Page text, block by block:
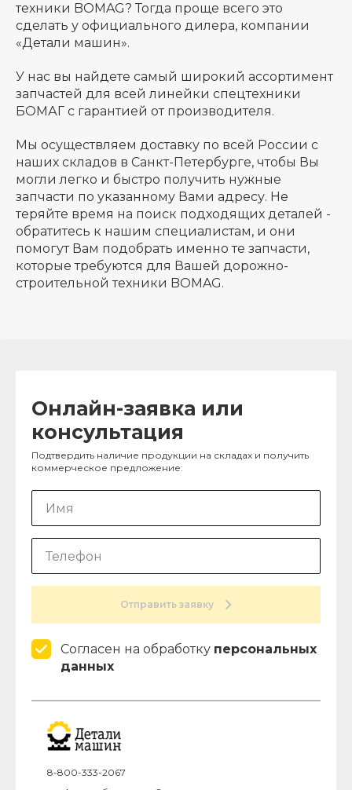
техники BOMAG? Тогда проще всего это
сделать у официального дилера, компании
«Детали машин».
У нас вы найдете самый широкий ассортимент
запчастей для всей линейки спецтехники
БОМАГ с гарантией от производителя.
Мы осуществляем доставку по всей России с
наших складов в Санкт-Петербурге, чтобы Вы
могли легко и быстро получить нужные
запчасти по указанному Вами адресу. Не
теряйте время на поиск подходящих деталей -
обратитесь к нашим специалистам, и они
помогут Вам подобрать именно те запчасти,
которые требуются для Вашей дорожно-
строительной техники BOMAG.
Онлайн-заявка или
консультация
Подтвердить наличие продукции на складах и получить
коммерческое предложение:
Отправить заявку
Согласен на обработку персональных
данных
8-800-333-2067